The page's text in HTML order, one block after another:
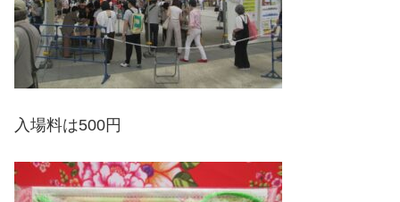
入場料は500円